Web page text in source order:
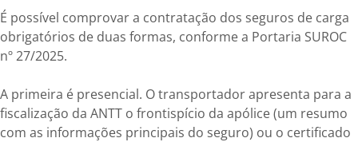
É possível comprovar a contratação dos seguros de carga
obrigatórios de duas formas, conforme a Portaria SUROC
nº 27/2025.
A primeira é presencial. O transportador apresenta para a
fiscalização da ANTT o frontispício da apólice (um resumo
com as informações principais do seguro) ou o certificado